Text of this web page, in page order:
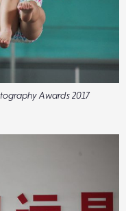
Awards 2017